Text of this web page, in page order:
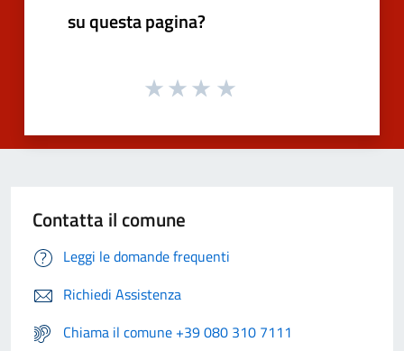
su questa pagina?
Contatta il comune
Leggi le domande frequenti
Richiedi Assistenza
Chiama il comune +39 080 310 7111